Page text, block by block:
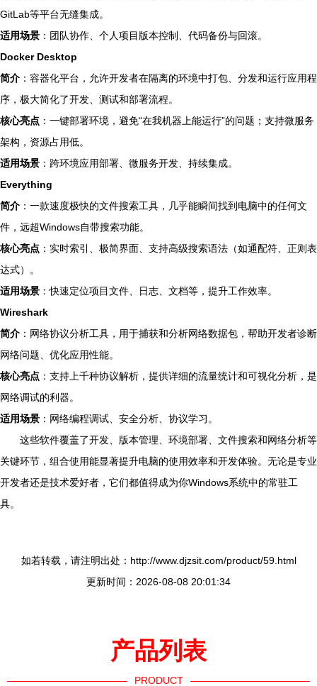
GitLab等平台无缝集成。
适用场景 ：团队协作、个人项目版本控制、代码备份与回滚。
Docker Desktop
简介 ：容器化平台，允许开发者在隔离的环境中打包、分发和运行应用程
序，极大简化了开发、测试和部署流程。
核心亮点 ：一键部署环境，避免“在我机器上能运行”的问题；支持微服务
架构，资源占用低。
适用场景 ：跨环境应用部署、微服务开发、持续集成。
Everything
简介 ：一款速度极快的文件搜索工具，几乎能瞬间找到电脑中的任何文
件，远超Windows自带搜索功能。
核心亮点 ：实时索引、极简界面、支持高级搜索语法（如通配符、正则表
达式）。
适用场景 ：快速定位项目文件、日志、文档等，提升工作效率。
Wireshark
简介 ：网络协议分析工具，用于捕获和分析网络数据包，帮助开发者诊断
网络问题、优化应用性能。
核心亮点 ：支持上千种协议解析，提供详细的流量统计和可视化分析，是
网络调试的利器。
适用场景 ：网络编程调试、安全分析、协议学习。
这些软件覆盖了开发、版本管理、环境部署、文件搜索和网络分析等
关键环节，组合使用能显著提升电脑的使用效率和开发体验。无论是专业
开发者还是技术爱好者，它们都值得成为你Windows系统中的常驻工
具。
如若转载，请注明出处：http://www.djzsit.com/product/59.html
更新时间：2026-08-08 20:01:34
产品列表
PRODUCT